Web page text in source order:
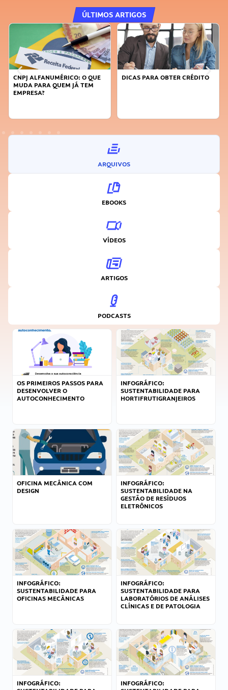
ÚLTIMOS ARTIGOS
CNPJ ALFANUMÉRICO: O QUE
MUDA PARA QUEM JÁ TEM
EMPRESA?
DICAS PARA OBTER CRÉDITO
ARQUIVOS
EBOOKS
VÍDEOS
ARTIGOS
PODCASTS
OS PRIMEIROS PASSOS PARA
DESENVOLVER O
AUTOCONHECIMENTO
INFOGRÁFICO:
SUSTENTABILIDADE PARA
HORTIFRUTIGRANJEIROS
OFICINA MECÂNICA COM
DESIGN
INFOGRÁFICO:
SUSTENTABILIDADE NA
GESTÃO DE RESÍDUOS
ELETRÔNICOS
INFOGRÁFICO:
SUSTENTABILIDADE PARA
OFICINAS MECÂNICAS
INFOGRÁFICO:
SUSTENTABILIDADE PARA
LABORATÓRIOS DE ANÁLISES
CLÍNICAS E DE PATOLOGIA
INFOGRÁFICO:
INFOGRÁFICO: